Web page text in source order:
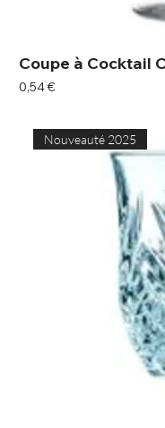
Coupe à Cocktail
Prix
0,54 €
Nouveauté 2025